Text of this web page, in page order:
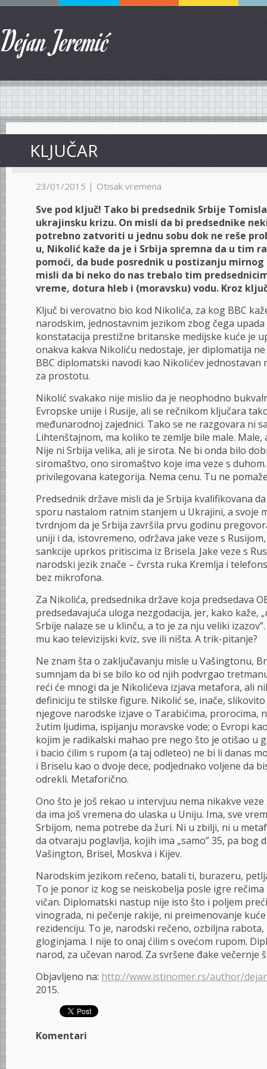
Dejan Jeremić
KLJUČAR
23/01/2015 | Otisak vremena
Sve pod ključ! Tako bi predsednik Srbije
ukrajinsku krizu. On misli da bi predsednike
potrebno zatvoriti u jednu sobu dok ne reše
u, Nikolić kaže da je i Srbija spremna da u tim
pomoći, da bude posrednik u postizanju mirnog
misli da bi neko do nas trebalo tim
vreme, dotura hleb i (moravsku) vodu. Kroz
Ključ bi verovatno bio kod Nikolića, za kog BBC
narodskim, jednostavnim jezikom zbog čega
konstatacija prestižne britanske medijske kuće je
onakva kakva Nikoliću nedostaje, jer diplomatija
BBC diplomatski navodi kao Nikolićev jednostavan
za prostotu.
Nikolić svakako nije mislio da je neophodno
Evropske unije i Rusije, ali se rečnikom ključara
međunarodnoj zajednici. Tako se ne razgovara ni
Lihtenštajnom, ma koliko te zemlje bile male.
Nije ni Srbija velika, ali je sirota. Ne bi onda bilo
siromaštvo, ono siromaštvo koje ima veze s
privilegovana kategorija. Nema cenu. Tu ne
Predsednik države misli da je Srbija kvalifikovana
sporu nastalom ratnim stanjem u Ukrajini, a svoje
tvrdnjom da je Srbija završila prvu godinu
uniji i da, istovremeno, održava jake veze s
sankcije uprkos pritiscima iz Brisela. Jake veze s
narodski jezik znače – čvrsta ruka Kremlja i
bez mikrofona.
Za Nikolića, predsednika države koja predsedava
predsedavajuća uloga nezgodacija, jer, kako kaže,
Srbije nalaze se u klinču, a to je za nju veliki
mu kao televizijski kviz, sve ili ništa. A trik-pitanje?
Ne znam šta o zaključavanju misle u Vašingtonu,
sumnjam da bi se bilo ko od njih podvrgao
reći će mnogi da je Nikolićeva izjava metafora, ali
definiciju te stilske figure. Nikolić se, inače,
njegove narodske izjave o Tarabićima, prorocima,
žutim ljudima, ispijanju moravske vode; o Evropi
kojim je radikalski mahao pre nego što je otišao u
i bacio ćilim s rupom (a taj odleteo) ne bi li danas
i Briselu kao o dvoje dece, podjednako voljene da
odrekli. Metaforično.
Ono što je još rekao u intervjuu nema nikakve
da ima još vremena do ulaska u Uniju. Ima, sve
Srbijom, nema potrebe da žuri. Ni u zbilji, ni u
da otvaraju poglavlja, kojih ima „samo” 35, pa bog
Vašington, Brisel, Moskva i Kijev.
Narodskim jezikom rečeno, batali ti, burazeru,
To je ponor iz kog se neiskobelja posle igre
vičan. Diplomatski nastup nije isto što i poljem
vinograda, ni pečenje rakije, ni preimenovanje
rezidenciju. To je, narodski rečeno, ozbiljna
gloginjama. I nije to onaj ćilim s ovećom rupom.
narod, za učevan narod. Za svršene đake večernje
Objavljeno na: http://www.istinomer.rs/author/
2015.
Komentari